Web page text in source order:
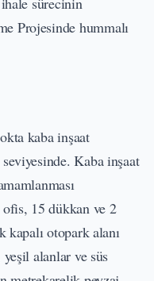
Projesinde hummalı
kaba inşaat
Kaba inşaat
15 dükkan ve 2
kapalı otopark alanı
alanlar ve süs